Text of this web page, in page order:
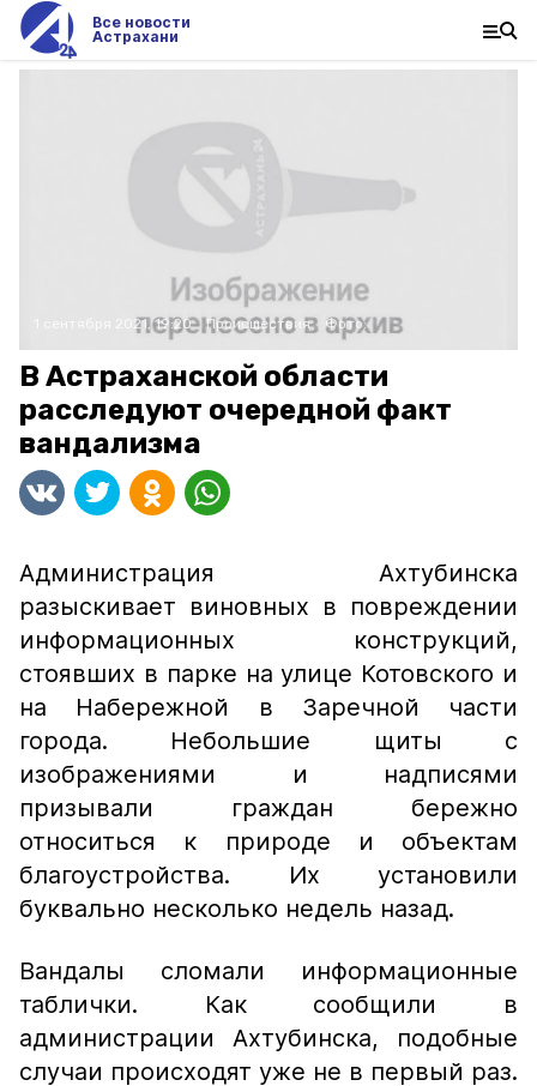
Все новости
Астрахани
1 сентября 2021, 19:20 Происшествия Фото:
В Астраханской области
расследуют очередной факт
вандализма
Администрация Ахтубинска
разыскивает виновных в повреждении
информационных конструкций,
стоявших в парке на улице Котовского и
на Набережной в Заречной части
города. Небольшие щиты с
изображениями и надписями
призывали граждан бережно
относиться к природе и объектам
благоустройства. Их установили
буквально несколько недель назад.
Вандалы сломали информационные
таблички. Как сообщили в
администрации Ахтубинска, подобные
случаи происходят уже не в первый раз.